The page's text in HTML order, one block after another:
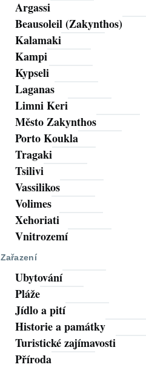
Argassi
Beausoleil (Zakynthos)
Kalamaki
Kampi
Kypseli
Laganas
Limni Keri
Město Zakynthos
Porto Koukla
Tragaki
Tsilivi
Vassilikos
Volimes
Xehoriati
Vnitrozemí
Zařazení
Ubytování
Pláže
Jídlo a pití
Historie a památky
Turistické zajímavosti
Příroda